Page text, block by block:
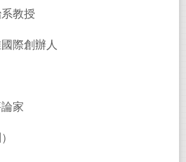
教授
際創辦人
家